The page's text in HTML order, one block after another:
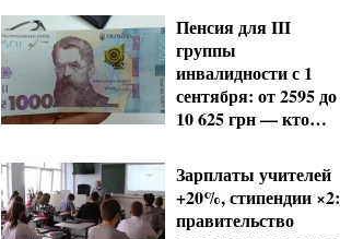
Пенсия для III
группы
инвалидности с 1
сентября: от 2595 до
10 625 грн — кто
Зарплаты учителей
+20%, стипендии ×2:
правительство